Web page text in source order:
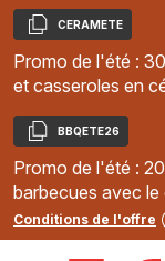
Copier
CERAMETE
Promo de l'été :
et casseroles en
Copier
BBQETE26
Promo de l'été :
barbecues avec
Conditions de l'offre